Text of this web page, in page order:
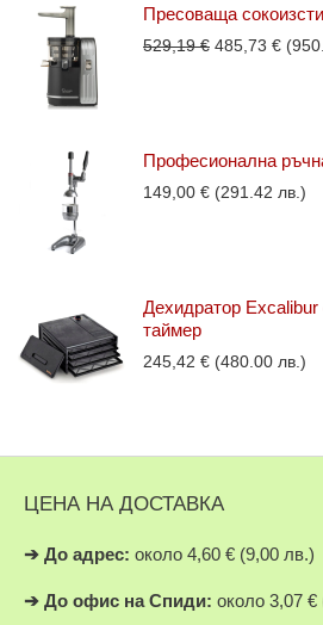
Пресоваща
529,19€ Original
485,73 €
Професионална
149,00 € (291.42 лв.)
Дехидратор Excalibur
таймер
245,42 € (480.00 лв.)
ЦЕНА НА ДОСТАВКА
➔ До адрес: около 4,60 € (9,00 лв.)
➔ До офис на Спиди: около 3,07 €